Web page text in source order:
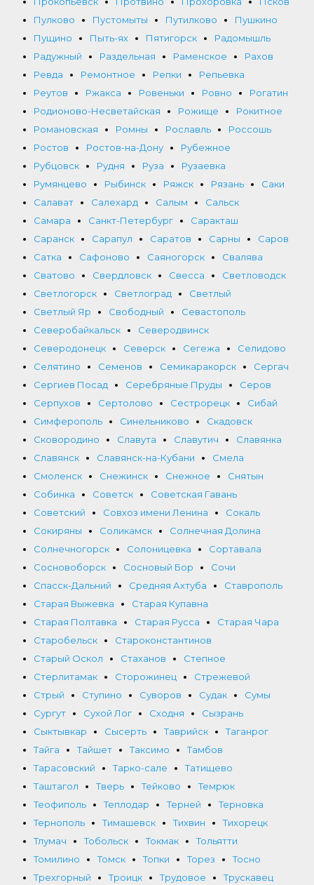
Пулково
Пустомыты Путилково
Пушкино
Пущино
Пыть-ях Пятигорск
Радомышль
Радужный
Раздельная Раменское
Рахов
Ревда
Ремонтное Репки
Репьевка
Реутов
Ржакса Ровеньки Ровно
Рогатин
Родионово-Несветайская
Рожище
Рокитное
Романовская
Ромны Рославль
Россошь
Ростов
Ростов-на-Дону
Рубежное
Рубцовск
Рудня Руза
Рузаевка
Румянцево
Рыбинск Ряжск Рязань
Саки
Салават
Салехард Салым
Сальск
Самара
Санкт-Петербург
Саракташ
Саранск
Сарапул Саратов Сарны
Саров
Сатка
Сафоново Саяногорск
Свалява
Сватово
Свердловск Свесса
Светловодск
Светлогорск
Светлоград
Светлый
Светлый Яр
Свободный
Севастополь
Северобайкальск
Северодвинск
Северодонецк
Северск Сегежа
Селидово
Селятино
Семенов Семикаракорск
Сергач
Сергиев Посад
Серебряные Пруды
Серов
Серпухов
Сертолово Сестрорецк
Сибай
Симферополь
Синельниково
Скадовск
Сковородино
Славута Славутич
Славянка
Славянск
Славянск-на-Кубани
Смела
Смоленск
Снежинск Снежное
Снятын
Собинка
Советск
Советская Гавань
Советский
Совхоз имени Ленина
Сокаль
Сокиряны
Соликамск
Солнечная Долина
Солнечногорск
Солоницевка
Сортавала
Сосновоборск
Сосновый Бор
Сочи
Спасск-Дальний
Средняя Ахтуба
Ставрополь
Старая Выжевка
Старая Купавна
Старая Полтавка
Старая Русса
Старая Чара
Старобельск
Староконстантинов
Старый Оскол
Стаханов
Степное
Стерлитамак
Сторожинец
Стрежевой
Стрый
Ступино Суворов Судак
Сумы
Сургут
Сухой Лог Сходня
Сызрань
Сыктывкар
Сысерть Таврийск
Таганрог
Тайга
Тайшет Таксимо
Тамбов
Тарасовский
Тарко-сале
Татищево
Таштагол
Тверь Тейково
Темрюк
Теофиполь
Теплодар Терней
Терновка
Тернополь
Тимашевск Тихвин
Тихорецк
Тлумач
Тобольск Токмак
Тольятти
Томилино
Томск Топки Торез
Тосно
Трехгорный
Троицк Трудовое
Трускавец